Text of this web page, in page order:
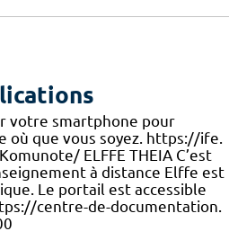
votre smartphone pour
où que vous soyez. https://ife.
ELFFE THEIA C’est
à distance Elffe est
Le portail est accessible
centre-de-documentation.